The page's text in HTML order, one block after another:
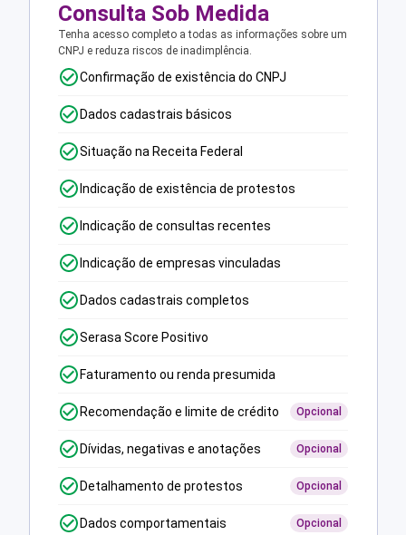
Consulta Sob Medida
Tenha acesso completo a todas as informações sobre um
CNPJ e reduza riscos de inadimplência.
Confirmação de existência do CNPJ
Dados cadastrais básicos
Situação na Receita Federal
Indicação de existência de protestos
Indicação de consultas recentes
Indicação de empresas vinculadas
Dados cadastrais completos
Serasa Score Positivo
Faturamento ou renda presumida
Recomendação e limite de crédito Opcional
Dívidas, negativas e anotações Opcional
Detalhamento de protestos Opcional
Dados comportamentais Opcional